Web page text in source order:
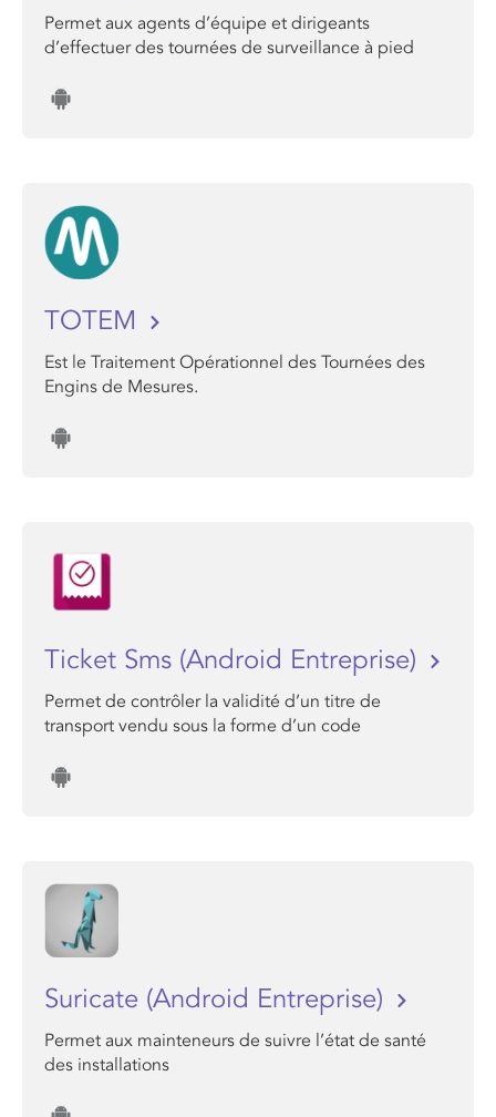
Permet aux agents d’équipe et dirigeants
d’effectuer des tournées de surveillance à pied
TOTEM
Est le Traitement Opérationnel des Tournées des
Engins de Mesures.
Ticket Sms (Android Entreprise)
Permet de contrôler la validité d’un titre de
transport vendu sous la forme d’un code
Suricate (Android Entreprise)
Permet aux mainteneurs de suivre l’état de santé
des installations